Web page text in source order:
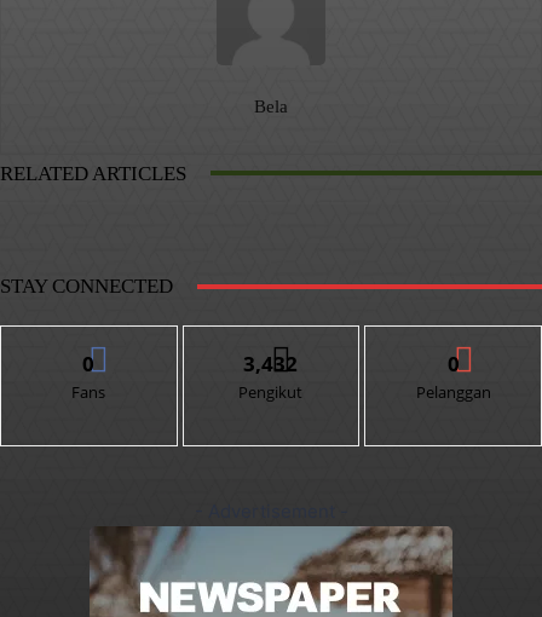
Bela
RELATED ARTICLES
STAY CONNECTED
0
Fans
3,432
Pengikut
0
Pelanggan